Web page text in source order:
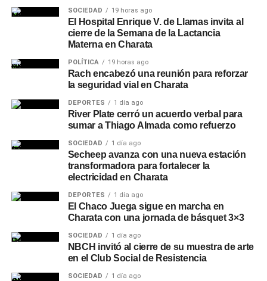
SOCIEDAD 19 horas ago
El Hospital Enrique V. de Llamas invita al
cierre de la Semana de la Lactancia
Materna en Charata
POLÍTICA 19 horas ago
Rach encabezó una reunión para reforzar
la seguridad vial en Charata
DEPORTES 1 día ago
River Plate cerró un acuerdo verbal para
sumar a Thiago Almada como refuerzo
SOCIEDAD 1 día ago
Secheep avanza con una nueva estación
transformadora para fortalecer la
electricidad en Charata
DEPORTES 1 día ago
El Chaco Juega sigue en marcha en
Charata con una jornada de básquet 3×3
SOCIEDAD 1 día ago
NBCH invitó al cierre de su muestra de arte
en el Club Social de Resistencia
SOCIEDAD 1 día ago